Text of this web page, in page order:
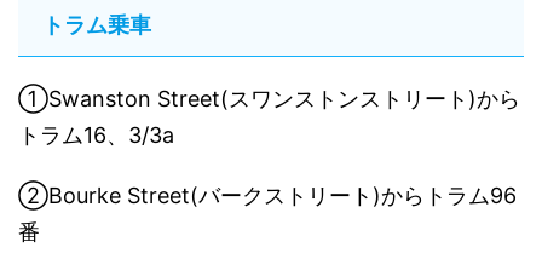
トラム乗車
①Swanston Street(スワンストンストリート)から
トラム16、3/3a
②Bourke Street(バークストリート)からトラム96
番